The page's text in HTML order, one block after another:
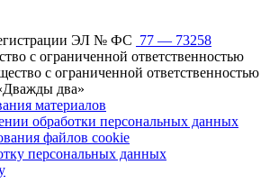
ЭЛ № ФС 77 — 73258
с ограниченной ответственностью
с ограниченной ответственностью
два»
материалов
обработки персональных данных
файлов cookie
персональных данных